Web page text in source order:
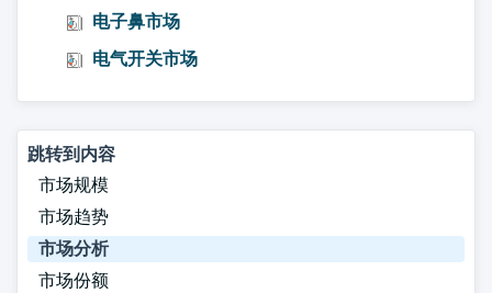
电子鼻市场
电气开关市场
跳转到内容
市场规模
市场趋势
市场分析
市场份额